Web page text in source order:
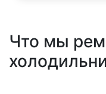
Что мы